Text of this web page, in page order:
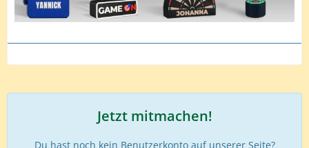
Jetzt mitmachen!
Du hast noch kein Benutzerkonto auf unserer Seite?